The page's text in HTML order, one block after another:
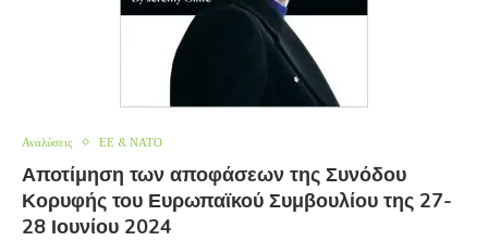
Αναλύσεις ΕΕ & ΝΑΤΟ
Αποτίμηση των αποφάσεων της Συνόδου
Κορυφής του Ευρωπαϊκού Συμβουλίου της 27-
28 Ιουνίου 2024